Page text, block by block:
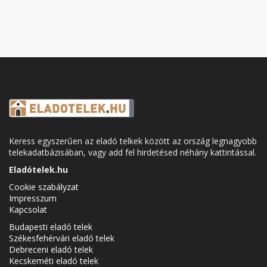
Keress egyszerűen az eladó telkek között az ország legnagyobb
telekadatbázisában, vagy add fel hirdetésed néhány kattintással.
Eladótelek.hu
Cookie szabályzat
Impresszum
Kapcsolat
Budapesti eladó telek
Székesfehérvári eladó telek
Debreceni eladó telek
Kecskeméti eladó telek